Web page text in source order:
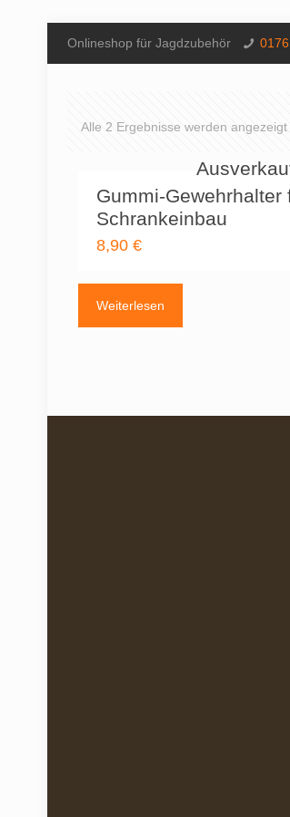
Onlineshop für Jagdzubehör
Alle 2 Ergebnisse werden angezeigt
Gummi-Gewehrhalter
Schrankeinbau
8,90€
Weiterlesen